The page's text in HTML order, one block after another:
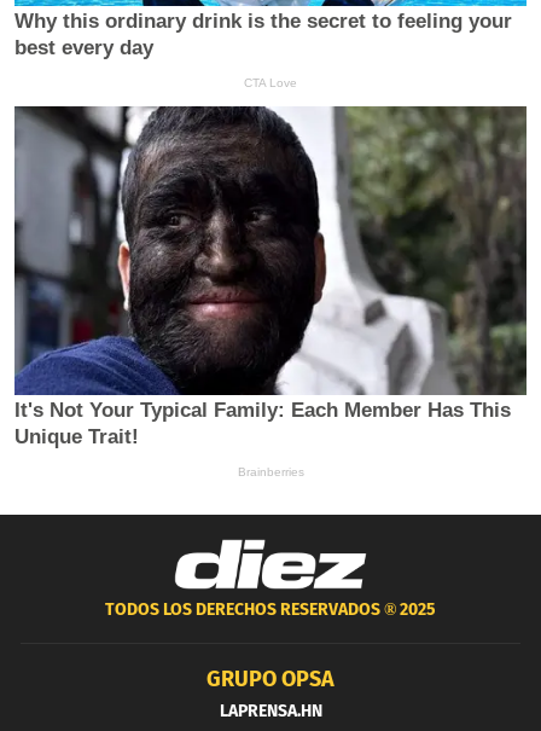
TODOS LOS DERECHOS RESERVADOS ®2025
GRUPO OPSA
LAPRENSA.HN